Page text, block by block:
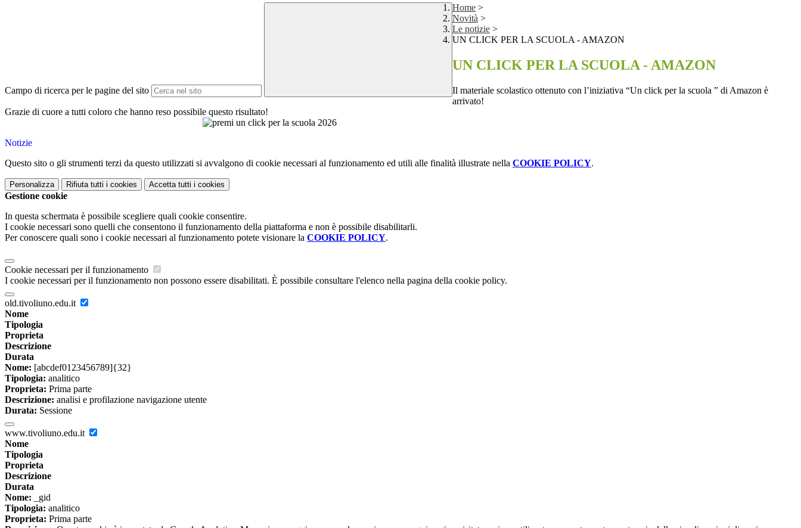
Campo di ricerca per le pagine del sito
Home >
Novità >
Le notizie >
UN CLICK PER LA SCUOLA - AMAZON
UN CLICK PER LA SCUOLA - AMAZON
Il materiale scolastico ottenuto con l’iniziativa “Un click per la scuola ” di Amazon è
arrivato!
Grazie di cuore a tutti coloro che hanno reso possibile questo risultato!
Notizie
Questo sito o gli strumenti terzi da questo utilizzati si avvalgono di cookie necessari al funzionamento ed utili alle finalità illustrate nella COOKIE POLICY.
Personalizza Rifiuta tutti i cookies Accetta tutti i cookies
Gestione cookie
In questa schermata è possibile scegliere quali cookie consentire.
I cookie necessari sono quelli che consentono il funzionamento della piattaforma e non è possibile disabilitarli.
Per conoscere quali sono i cookie necessari al funzionamento potete visionare la COOKIE POLICY.
Cookie necessari per il funzionamento
I cookie necessari per il funzionamento non possono essere disabilitati. È possibile consultare l'elenco nella pagina della cookie policy.
old.tivoliuno.edu.it
Nome
Tipologia
Proprieta
Descrizione
Durata
Nome: [abcdef0123456789]{32}
Tipologia: analitico
Proprieta: Prima parte
Descrizione: analisi e profilazione navigazione utente
Durata: Sessione
www.tivoliuno.edu.it
Nome
Tipologia
Proprieta
Descrizione
Durata
Nome: _gid
Tipologia: analitico
Proprieta: Prima parte